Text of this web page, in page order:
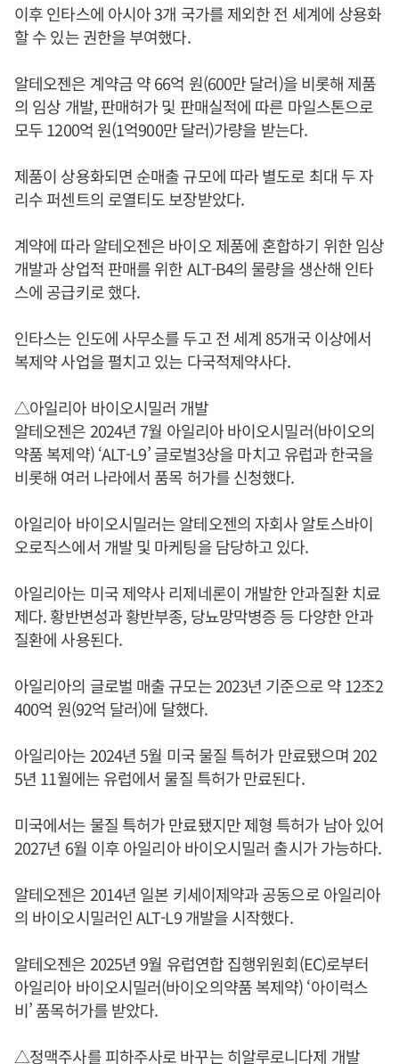
이후 인타스에 아시아 3개 국가를 제외한 전 세계에 상용화
할 수 있는 권한을 부여했다.
알테오젠은 계약금 약 66억 원(600만 달러)을 비롯해 제품
의 임상 개발, 판매허가 및 판매실적에 따른 마일스톤으로
모두 1200억 원(1억900만 달러)가량을 받는다.
제품이 상용화되면 순매출 규모에 따라 별도로 최대 두 자
리수 퍼센트의 로열티도 보장받았다.
계약에 따라 알테오젠은 바이오 제품에 혼합하기 위한 임상
개발과 상업적 판매를 위한 ALT-B4의 물량을 생산해 인타
스에 공급키로 했다.
인타스는 인도에 사무소를 두고 전 세계 85개국 이상에서
복제약 사업을 펼치고 있는 다국적제약사다.
△아일리아 바이오시밀러 개발
알테오젠은 2024년 7월 아일리아 바이오시밀러(바이오의
약품 복제약) ‘ALT-L9’ 글로벌3상을 마치고 유럽과 한국을
비롯해 여러 나라에서 품목 허가를 신청했다.
아일리아 바이오시밀러는 알테오젠의 자회사 알토스바이
오로직스에서 개발 및 마케팅을 담당하고 있다.
아일리아는 미국 제약사 리제네론이 개발한 안과질환 치료
제다. 황반변성과 황반부종, 당뇨망막병증 등 다양한 안과
질환에 사용된다.
아일리아의 글로벌 매출 규모는 2023년 기준으로 약 12조2
400억 원(92억 달러)에 달했다.
아일리아는 2024년 5월 미국 물질 특허가 만료됐으며 202
5년 11월에는 유럽에서 물질 특허가 만료된다.
미국에서는 물질 특허가 만료됐지만 제형 특허가 남아 있어
2027년 6월 이후 아일리아 바이오시밀러 출시가 가능하다.
알테오젠은 2014년 일본 키세이제약과 공동으로 아일리아
의 바이오시밀러인 ALT-L9 개발을 시작했다.
알테오젠은 2025년 9월 유럽연합 집행위원회(EC)로부터
아일리아 바이오시밀러(바이오의약품 복제약) ‘아이럭스
비’ 품목허가를 받았다.
△정맥주사를 피하주사로 바꾸는 히알루로니다제 개발